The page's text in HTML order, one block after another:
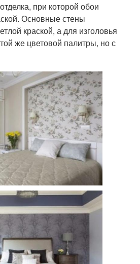
при которой обои
Основные стены
краской, а для изголовья
же цветовой палитры, но с